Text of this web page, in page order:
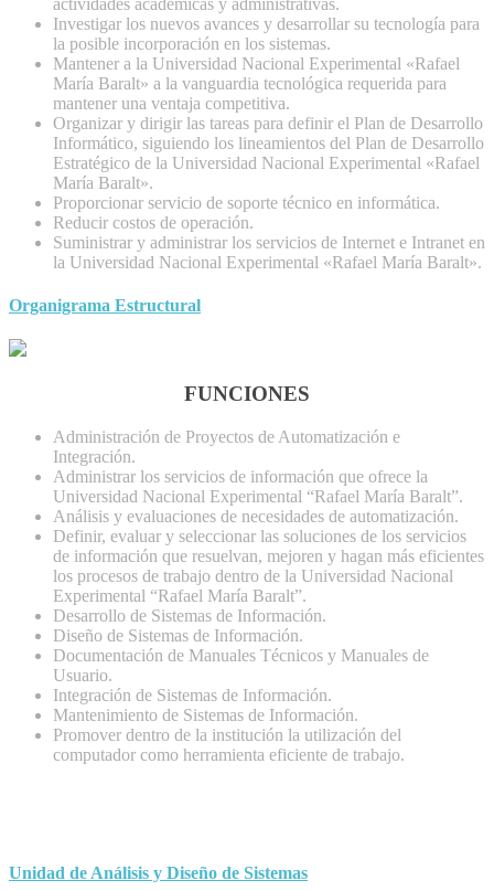
Investigar los nuevos avances y desarrollar su tecnología para
la posible incorporación en los sistemas.
Mantener a la Universidad Nacional Experimental «Rafael
María Baralt» a la vanguardia tecnológica requerida para
mantener una ventaja competitiva.
Organizar y dirigir las tareas para definir el Plan de Desarrollo
Informático, siguiendo los lineamientos del Plan de Desarrollo
Estratégico de la Universidad Nacional Experimental «Rafael
María Baralt».
Proporcionar servicio de soporte técnico en informática.
Reducir costos de operación.
Suministrar y administrar los servicios de Internet e Intranet en
la Universidad Nacional Experimental «Rafael María Baralt».
Organigrama Estructural
FUNCIONES
Administración de Proyectos de Automatización e
Integración.
Administrar los servicios de información que ofrece la
Universidad Nacional Experimental “Rafael María Baralt”.
Análisis y evaluaciones de necesidades de automatización.
Definir, evaluar y seleccionar las soluciones de los servicios
de información que resuelvan, mejoren y hagan más eficientes
los procesos de trabajo dentro de la Universidad Nacional
Experimental “Rafael María Baralt”.
Desarrollo de Sistemas de Información.
Diseño de Sistemas de Información.
Documentación de Manuales Técnicos y Manuales de
Usuario.
Integración de Sistemas de Información.
Mantenimiento de Sistemas de Información.
Promover dentro de la institución la utilización del
computador como herramienta eficiente de trabajo.
Unidad de Análisis y Diseño de Sistemas